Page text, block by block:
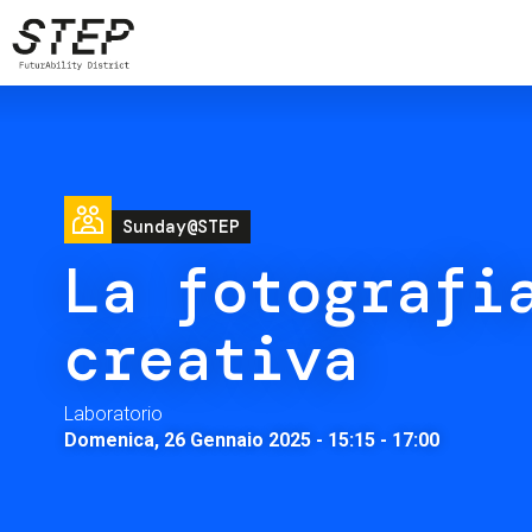
Salta
al
contenuto
Image
Sunday@STEP
La
creativa
Laboratorio
Domenica, 26 Gennaio 2025 - 15:15- 17:00